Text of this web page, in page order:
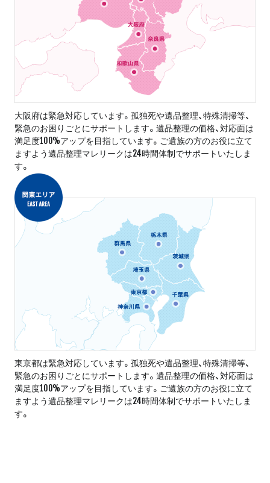
大阪府は緊急対応しています。孤独死や遺品整理、特殊清掃等、
緊急のお困りごとにサポートします。遺品整理の価格、対応面は
満足度100%アップを目指しています。ご遺族の方のお役に立て
ますよう遺品整理マレリークは24時間体制でサポートいたしま
す。
東京都は緊急対応しています。孤独死や遺品整理、特殊清掃等、
緊急のお困りごとにサポートします。遺品整理の価格、対応面は
満足度100%アップを目指しています。ご遺族の方のお役に立て
ますよう遺品整理マレリークは24時間体制でサポートいたしま
す。